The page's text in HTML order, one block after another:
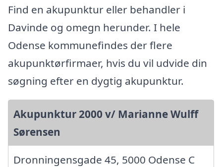
Find en akupunktur eller behandler i
Davinde og omegn herunder. I hele
Odense kommunefindes der flere
akupunktørfirmaer, hvis du vil udvide din
søgning efter en dygtig akupunktur.
Akupunktur 2000 v/ Marianne Wulff
Sørensen
Dronningensgade 45, 5000 Odense C